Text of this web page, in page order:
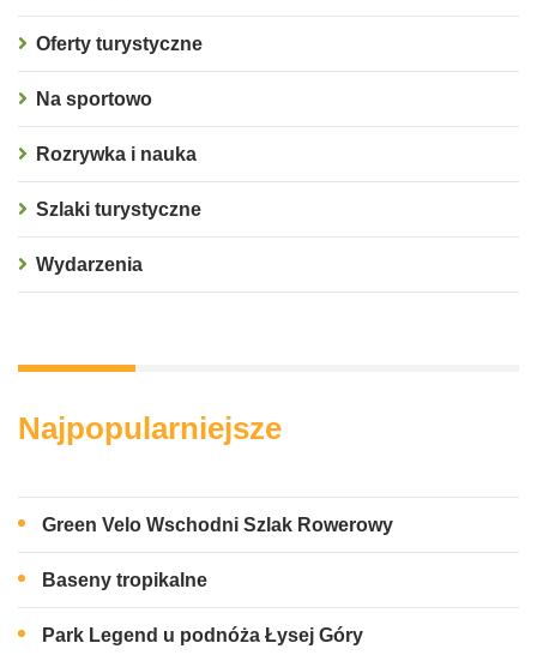
Oferty turystyczne
Na sportowo
Rozrywka i nauka
Szlaki turystyczne
Wydarzenia
Najpopularniejsze
Green Velo Wschodni Szlak Rowerowy
Baseny tropikalne
Park Legend u podnóża Łysej Góry